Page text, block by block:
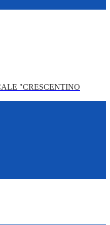
"CRESCENTINO